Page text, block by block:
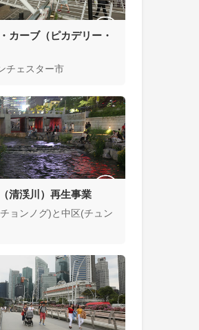
カーブ（ピカデリー・
チェスター市
清渓川）再生事業
ョンノグ)と中区(チュン